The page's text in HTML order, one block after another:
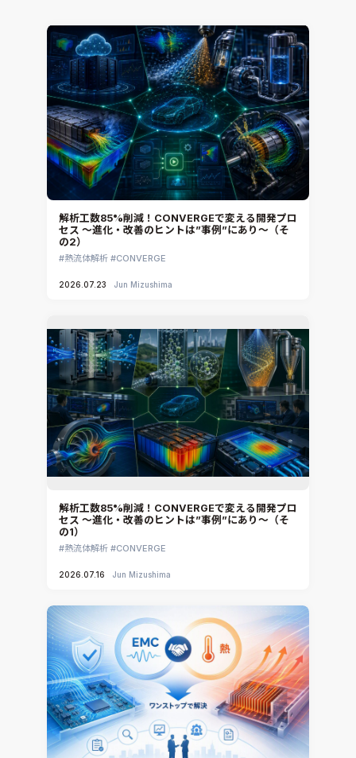
解析工数85%削減！CONVERGEで変える開発プロ
セス ～進化・改善のヒントは”事例”にあり～（そ
の2）
熱流体解析 CONVERGE
2026.07.23 Jun Mizushima
解析工数85%削減！CONVERGEで変える開発プロ
セス ～進化・改善のヒントは”事例”にあり～（そ
の1）
熱流体解析 CONVERGE
2026.07.16 Jun Mizushima